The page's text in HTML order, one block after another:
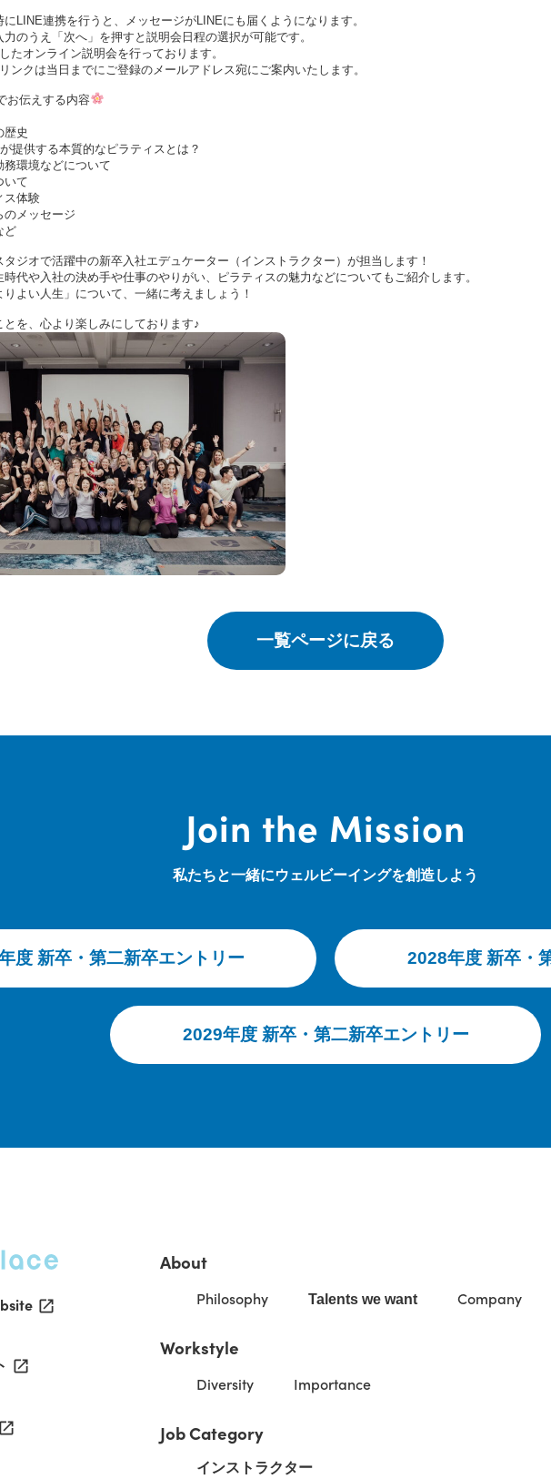
LINE連携を行うと、メッセージがLINEにも届くようになります。
のうえ「次へ」を押すと説明会日程の選択が可能です。
たオンライン説明会を行っております。
ンクは当日までにご登録のメールアドレス宛にご案内いたします。
お伝えする内容
歴史
提供する本質的なピラティスとは？
務環境などについて
いて
ス体験
のメッセージ
ど
タジオで活躍中の新卒入社エデュケーター（インストラクター）が担当します！
代や入社の決め手や仕事のやりがい、ピラティスの魅力などについてもご紹介します。
よい人生」について、一緒に考えましょう！
とを、心より楽しみにしております♪
一覧ページに戻る
Join the Mission
私たちと一緒にウェルビーイングを創造しよう
度 新卒・第二新卒エントリー 2028年度 新卒・
2029年度 新卒・第二新卒エントリー
About
Philosophy Talents we want Company
Workstyle
Diversity Importance
Job Category
インストラクター